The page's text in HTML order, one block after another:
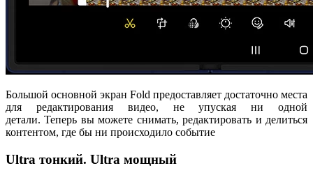
Большой основной экран Fold предоставляет достаточно места
для редактирования видео, не упуская ни одной
детали. Теперь вы можете снимать, редактировать и делиться
контентом, где бы ни происходило событие
Ultra тонкий. Ultra мощный